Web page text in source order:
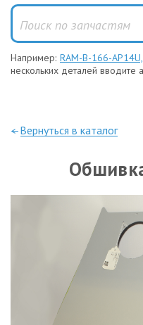
Например: RAM-B-166-
нескольких деталей вводите
—Вернуться в каталог